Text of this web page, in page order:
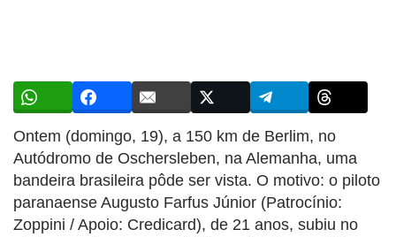
Ontem (domingo, 19), a 150 km de Berlim, no
Autódromo de Oschersleben, na Alemanha, uma
bandeira brasileira pôde ser vista. O motivo: o piloto
paranaense Augusto Farfus Júnior (Patrocínio:
Zoppini / Apoio: Credicard), de 21 anos, subiu no